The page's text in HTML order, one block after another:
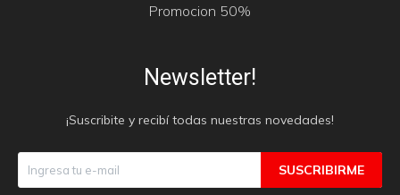
Promocion 50%
Newsletter!
¡Suscribite y recibí todas nuestras novedades!
SUSCRIBIRME